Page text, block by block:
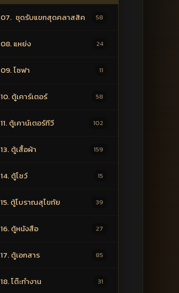
07. ชุดรับแขกสุดคลาสสิค 58
08. แหย่ง 24
09. โซฟา 11
10. ตู้เคาร์เตอร์ 58
11. ตู้เคาน์เตอร์ทีวี 102
13. ตู้เสื้อผ้า 159
14. ตู้โชว์ 15
15. ตู้โบราณสุโขทัย 39
16. ตู้หนังสือ 27
17. ตู้เอกสาร 85
18. โต๊ะทำงาน 31